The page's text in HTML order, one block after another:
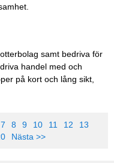
samt bedriva för
handel med och
på kort och lång sikt,
7 8 9 10 11 12
13
Nästa >>